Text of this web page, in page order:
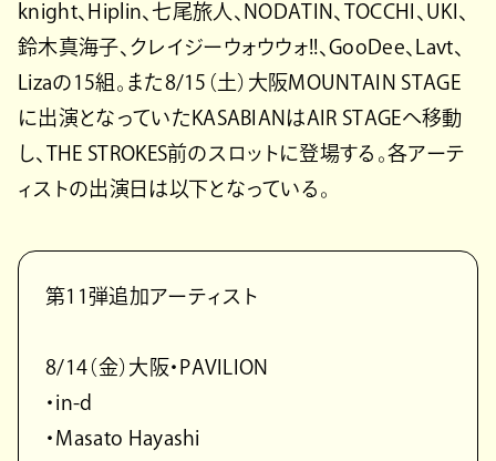
knight、Hiplin、七尾旅人、NODATIN、TOCCHI、UKI、
鈴木真海子、クレイジーウォウウォ!!、GooDee、Lavt、
Lizaの15組。また8/15（土）大阪MOUNTAIN STAGE
に出演となっていたKASABIANはAIR STAGEへ移動
し、THE STROKES前のスロットに登場する。各アーテ
ィストの出演日は以下となっている。
第11弾追加アーティスト
8/14（金）大阪・PAVILION
・in-d
・Masato Hayashi